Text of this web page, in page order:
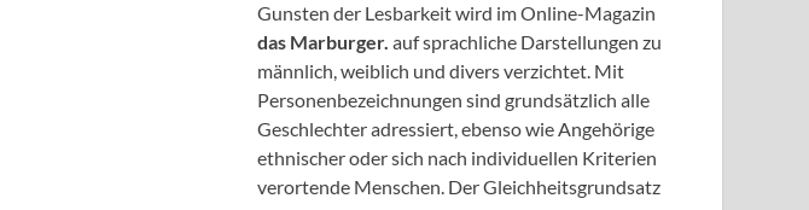
Gunsten der Lesbarkeit wird im Online-Magazin
das Marburger. auf sprachliche Darstellungen zu
männlich, weiblich und divers verzichtet. Mit
Personenbezeichnungen sind grundsätzlich alle
Geschlechter adressiert, ebenso wie Angehörige
ethnischer oder sich nach individuellen Kriterien
verortende Menschen. Der Gleichheitsgrundsatz